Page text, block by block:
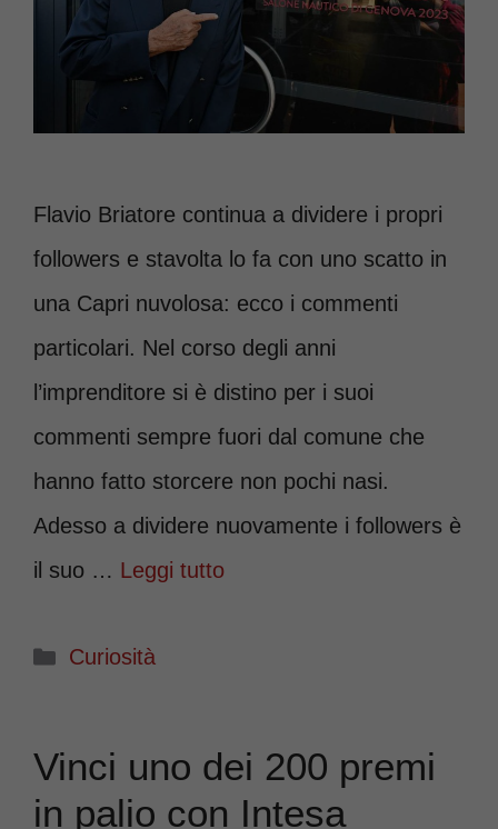
Flavio Briatore continua a dividere i propri
followers e stavolta lo fa con uno scatto in
una Capri nuvolosa: ecco i commenti
particolari. Nel corso degli anni
l’imprenditore si è distino per i suoi
commenti sempre fuori dal comune che
hanno fatto storcere non pochi nasi.
Adesso a dividere nuovamente i followers è
il suo … Leggi tutto
Categorie
Curiosità
Vinci uno dei 200 premi
in palio con Intesa